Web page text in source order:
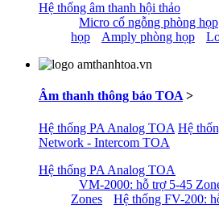
Hệ thống âm thanh hội thảo
Micro cổ ngỗng phòng họp
họp
Amply phòng họp
Âm thanh thông báo TOA >
Hệ thống PA Analog TOA Hệ
Network - Intercom TOA
Hệ thống PA Analog TOA
VM-2000: hỗ trợ 5-45
Zones
Hệ thống FV-200: